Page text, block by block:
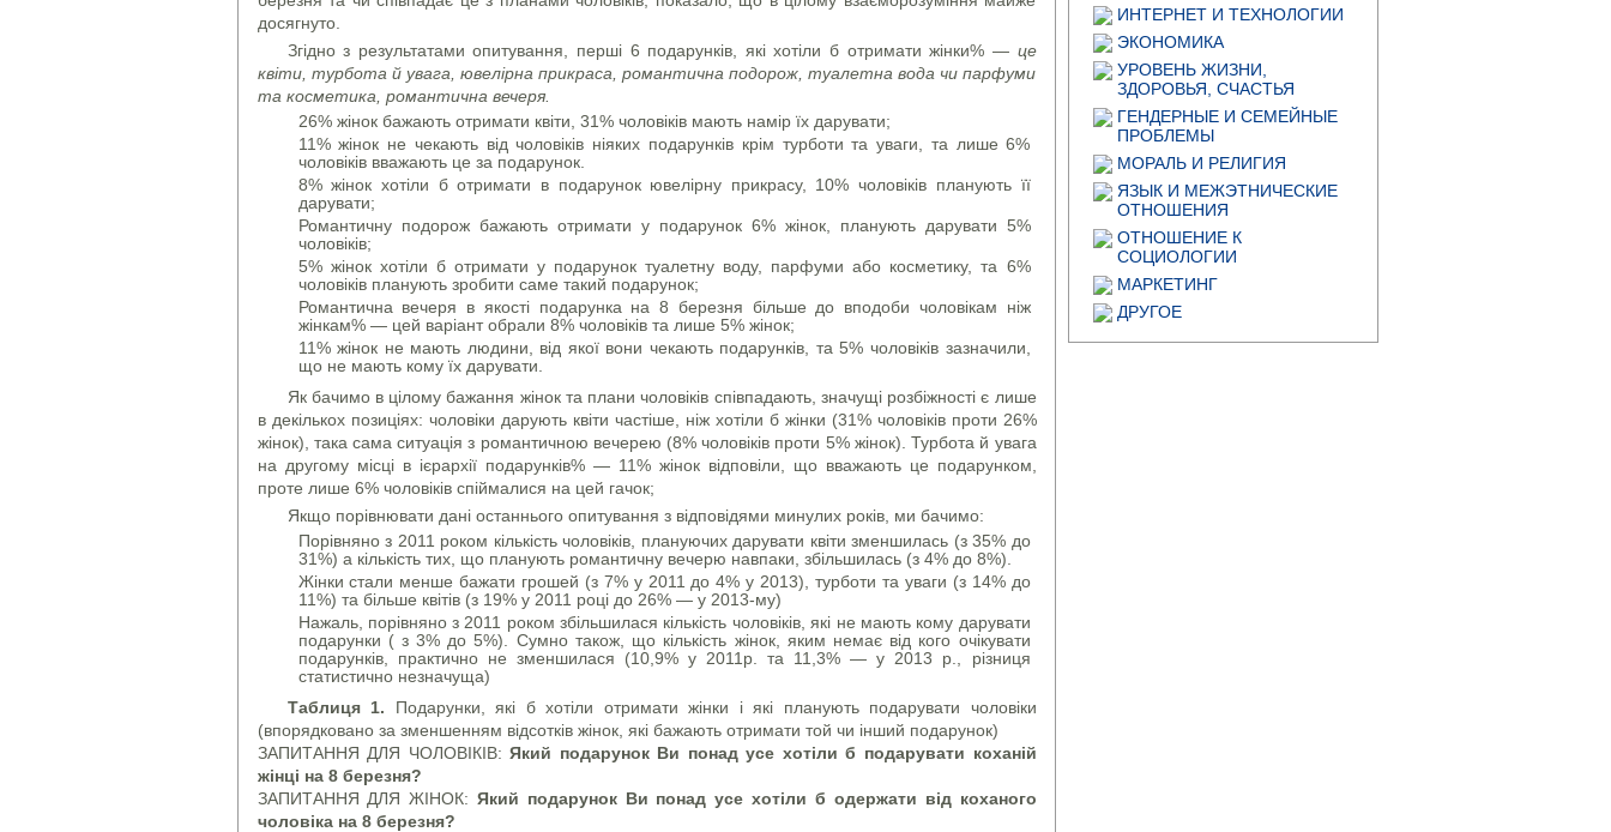
досягнуто.
Згідно з результатами опитування, перші 6 подарунків, які хотіли б отримати жінки% — це
квіти, турбота й увага, ювелірна прикраса, романтична подорож, туалетна вода чи парфуми
та косметика, романтична вечеря.
26% жінок бажають отримати квіти, 31% чоловіків мають намір їх дарувати;
11% жінок не чекають від чоловіків ніяких подарунків крім турботи та уваги, та лише 6%
чоловіків вважають це за подарунок.
8% жінок хотіли б отримати в подарунок ювелірну прикрасу, 10% чоловіків планують її
дарувати;
Романтичну подорож бажають отримати у подарунок 6% жінок, планують дарувати 5%
чоловіків;
5% жінок хотіли б отримати у подарунок туалетну воду, парфуми або косметику, та 6%
чоловіків планують зробити саме такий подарунок;
Романтична вечеря в якості подарунка на 8 березня більше до вподоби чоловікам ніж
жінкам% — цей варіант обрали 8% чоловіків та лише 5% жінок;
11% жінок не мають людини, від якої вони чекають подарунків, та 5% чоловіків зазначили,
що не мають кому їх дарувати.
Як бачимо в цілому бажання жінок та плани чоловіків співпадають, значущі розбіжності є лише
в декількох позиціях: чоловіки дарують квіти частіше, ніж хотіли б жінки (31% чоловіків проти 26%
жінок), така сама ситуація з романтичною вечерею (8% чоловіків проти 5% жінок). Турбота й увага
на другому місці в ієрархії подарунків% — 11% жінок відповіли, що вважають це подарунком,
проте лише 6% чоловіків спіймалися на цей гачок;
Якщо порівнювати дані останнього опитування з відповідями минулих років, ми бачимо:
Порівняно з 2011 роком кількість чоловіків, плануючих дарувати квіти зменшилась (з 35% до
31%) а кількість тих, що планують романтичну вечерю навпаки, збільшилась (з 4% до 8%).
Жінки стали менше бажати грошей (з 7% у 2011 до 4% у 2013), турботи та уваги (з 14% до
11%) та більше квітів (з 19% у 2011 році до 26% — у 2013-му)
Нажаль, порівняно з 2011 роком збільшилася кількість чоловіків, які не мають кому дарувати
подарунки ( з 3% до 5%). Сумно також, що кількість жінок, яким немає від кого очікувати
подарунків, практично не зменшилася (10,9% у 2011р. та 11,3% — у 2013 р., різниця
статистично незначуща)
Таблиця 1. Подарунки, які б хотіли отримати жінки і які планують подарувати чоловіки
(впорядковано за зменшенням відсотків жінок, які бажають отримати той чи інший подарунок)
ЗАПИТАННЯ ДЛЯ ЧОЛОВІКІВ:Який подарунок Ви понад усе хотіли б подарувати коханій
жінці на 8 березня?
ЗАПИТАННЯ ДЛЯ ЖІНОК: Який подарунок Ви понад усе хотіли б одержати від коханого
чоловіка на 8 березня?
ИНТЕРНЕТ И ТЕХНОЛОГИИ
ЭКОНОМИКА
УРОВЕНЬ ЖИЗНИ,
ЗДОРОВЬЯ, СЧАСТЬЯ
ГЕНДЕРНЫЕ И СЕМЕЙНЫЕ
ПРОБЛЕМЫ
МОРАЛЬ И РЕЛИГИЯ
ЯЗЫК И МЕЖЭТНИЧЕСКИЕ
ОТНОШЕНИЯ
ОТНОШЕНИЕ К
СОЦИОЛОГИИ
МАРКЕТИНГ
ДРУГОЕ